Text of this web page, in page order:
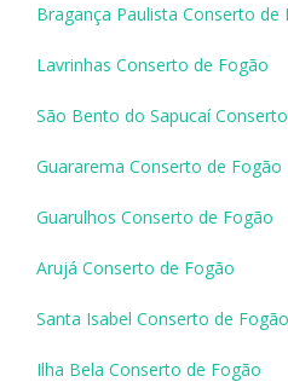
Bragança Paulista Conserto de
Lavrinhas Conserto de Fogão
São Bento do Sapucaí
Guararema Conserto de Fogão
Guarulhos Conserto de Fogão
Arujá Conserto de Fogão
Santa Isabel Conserto de Fogão
Ilha Bela Conserto de Fogão